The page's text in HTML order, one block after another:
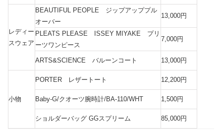
レディー
スウェア
BEAUTIFUL PEOPLE ジップアッププル
オーバー
13,000円
PLEATS PLEASE ISSEY MIYAKE プリ
ーツワンピース
7,000円
ARTS&SCIENCE バルーンコート 13,000円
小物
PORTER レザートート 12,200円
Baby-G/クオーツ腕時計/BA-110/WHT 1,500円
ショルダーバッグ GGスプリーム 85,000円